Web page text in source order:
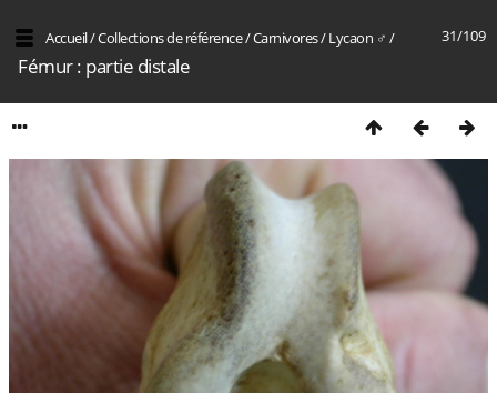
31/109
Accueil/Collections de référence/Carnivores/Lycaon ♂ /
Fémur : partie distale